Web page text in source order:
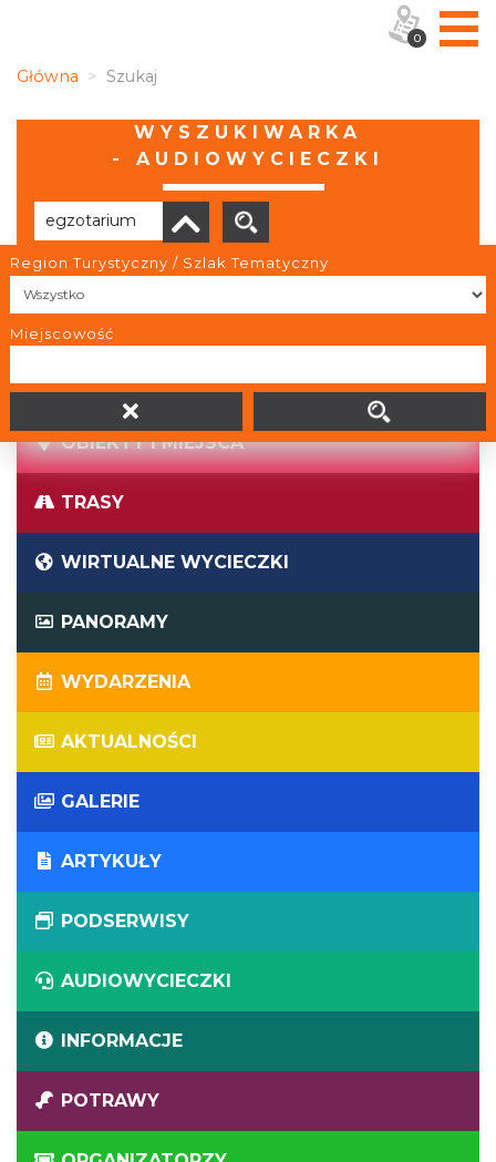
Główna Szukaj
WYSZUKIWARKA
- AUDIOWYCIECZKI
Region Turystyczny / Szlak Tematyczny
MiejscowośćBrak wyników
OBIEKTY I MIEJSCA
TRASY
WIRTUALNE WYCIECZKI
PANORAMY
WYDARZENIA
AKTUALNOŚCI
GALERIE
ARTYKUŁY
PODSERWISY
AUDIOWYCIECZKI
INFORMACJE
POTRAWY
0